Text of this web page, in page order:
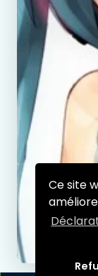
Ce site